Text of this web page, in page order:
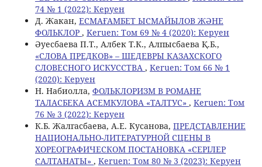
74 № 1 (2022): Керуен
Д. Жакан, ЕСМАҒАМБЕТ ЫСМАЙЫЛОВ ЖӘНЕ
ФОЛЬКЛОР , Keruen: Том 69 № 4 (2020): Керуен
Әуесбаева П.Т., Албек Т.К., Алпысбаева Қ.Б.,
«СЛОВА ПРЕДКОВ» – ШЕДЕВРЫ КАЗАХСКОГО
СЛОВЕСНОГО ИСКУССТВА , Keruen: Том 66 № 1
(2020): Керуен
Н. Набиолла, ФОЛЬКЛОРИЗМ В РОМАНЕ
ТАЛАСБЕКА АСЕМКУЛОВА «ТАЛТУС» , Keruen: Том
76 № 3 (2022): Керуен
К.Б. Жалгасбаева, А.Е. Кусанова, ПРЕДСТАВЛЕНИЕ
НАЦИОНАЛЬНО-ЛИТЕРАТУРНОЙ СЦЕНЫ В
ХОРЕОГРАФИЧЕСКОМ ПОСТАНОВКА «СЕРІЛЕР
САЛТАНАТЫ» , Keruen: Том 80 № 3 (2023): Керуен